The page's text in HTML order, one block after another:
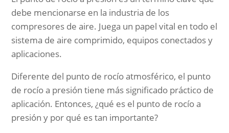
debe mencionarse en la industria de los
compresores de aire. Juega un papel vital en todo el
sistema de aire comprimido, equipos conectados y
aplicaciones.
Diferente del punto de rocío atmosférico, el punto
de rocío a presión tiene más significado práctico de
aplicación. Entonces, ¿qué es el punto de rocío a
presión y por qué es tan importante?